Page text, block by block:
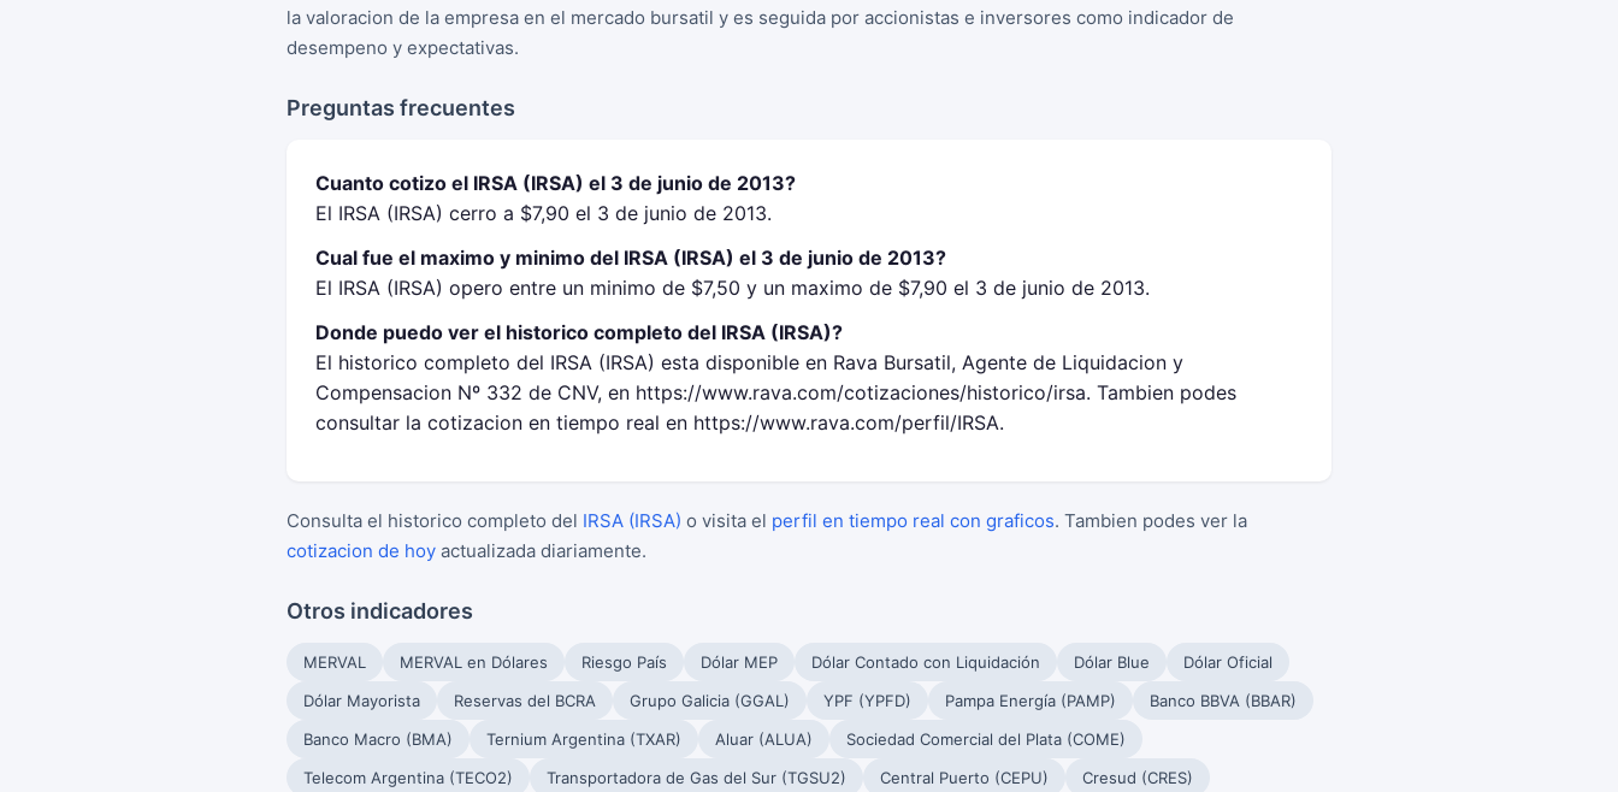
la valoracion de la empresa en el mercado bursatil y es seguida por accionistas e inversores como indicador de
desempeno y expectativas.
Preguntas frecuentes
Cuanto cotizo el IRSA (IRSA) el 3 de junio de 2013?
El IRSA (IRSA) cerro a $7,90 el 3 de junio de 2013.
Cual fue el maximo y minimo del IRSA (IRSA) el 3 de junio de 2013?
El IRSA (IRSA) opero entre un minimo de $7,50 y un maximo de $7,90 el 3 de junio de 2013.
Donde puedo ver el historico completo del IRSA (IRSA)?
El historico completo del IRSA (IRSA) esta disponible en Rava Bursatil, Agente de Liquidacion y
Compensacion Nº 332 de CNV, en https://www.rava.com/cotizaciones/historico/irsa. Tambien podes
consultar la cotizacion en tiempo real en https://www.rava.com/perfil/IRSA.
Consulta el historico completo del IRSA (IRSA) o visita el perfil en tiempo real con graficos. Tambien podes ver la
cotizacion de hoy actualizada diariamente.
Otros indicadores
MERVAL MERVAL en Dólares Riesgo País Dólar MEP Dólar Contado con Liquidación Dólar Blue
Dólar Oficial
Dólar Mayorista
Reservas del BCRA Grupo Galicia (GGAL) YPF (YPFD) Pampa Energía (PAMP)
Banco BBVA (BBAR)
Banco Macro (BMA)
Ternium Argentina (TXAR) Aluar (ALUA)
Sociedad Comercial del Plata (COME)
Telecom Argentina (TECO2)
Transportadora de Gas del Sur (TGSU2) Central Puerto (CEPU) Cresud (CRES)